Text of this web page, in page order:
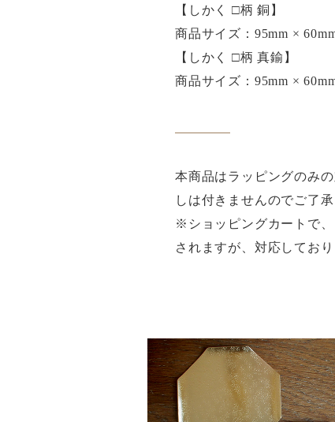
【しかく □柄 銅】
商品サイズ：95mm ×
【しかく □柄 真鍮】
商品サイズ：95mm ×
本商品はラッピングのみ
しは付きませんのでご了承
※ショッピングカートで
されますが、対応してお